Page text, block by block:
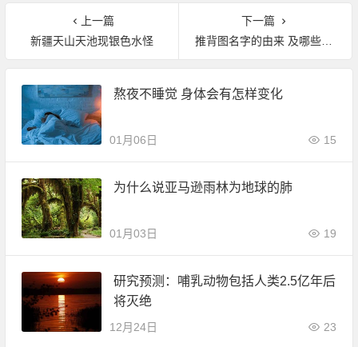
上一篇
新疆天山天池现银色水怪
下一篇
推背图名字的由来 及哪些预言已成真
熬夜不睡觉 身体会有怎样变化
01月06日 15
为什么说亚马逊雨林为地球的肺
01月03日 19
研究预测：哺乳动物包括人类2.5亿年后
将灭绝
12月24日 23